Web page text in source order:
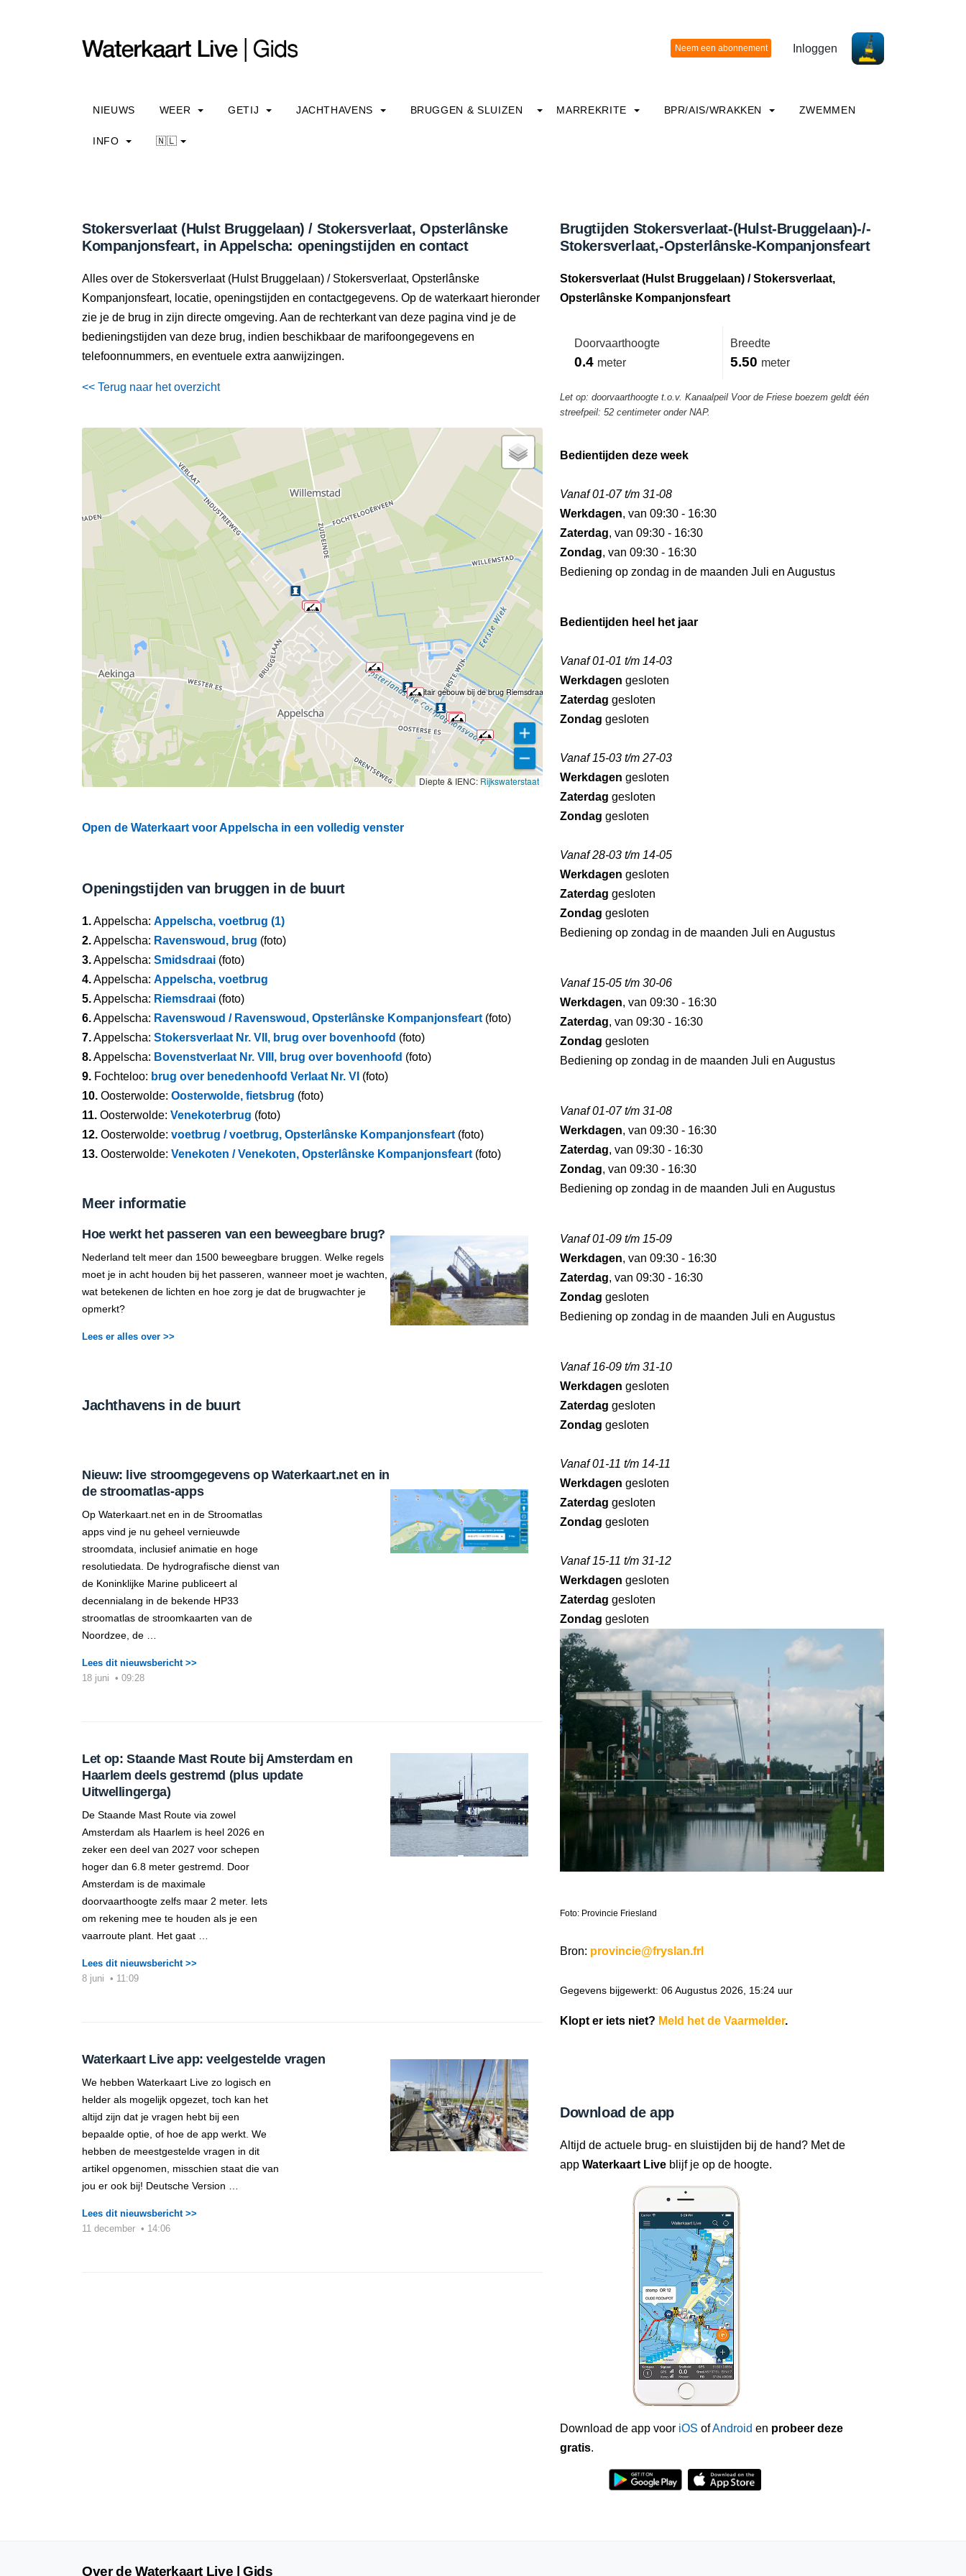
Inloggen
NIEUWS WEER GETIJ JACHTHAVENS BRUGGEN & SLUIZEN MARREKRITE BPR/AIS/WRAKKEN ZWEMMEN
INFO 🇳🇱
Stokersverlaat (Hulst Bruggelaan) / Stokersverlaat, Opsterlânske
Kompanjonsfeart, in Appelscha: openingstijden en contact
Alles over de Stokersverlaat (Hulst Bruggelaan) / Stokersverlaat, Opsterlânske
Kompanjonsfeart, locatie, openingstijden en contactgegevens. Op de waterkaart hieronder
zie je de brug in zijn directe omgeving. Aan de rechterkant van deze pagina vind je de
bedieningstijden van deze brug, indien beschikbaar de marifoongegevens en
telefoonnummers, en eventuele extra aanwijzingen.
<< Terug naar het overzicht
Sanitair gebouw bij de brug Riemsdraai
Diepte & IENC: Rijkswaterstaat
Open de Waterkaart voor Appelscha in een volledig venster
Openingstijden van bruggen in de buurt
1.Appelscha: Appelscha, voetbrug (1)
2.Appelscha: Ravenswoud, brug (foto)
3.Appelscha: Smidsdraai (foto)
4.Appelscha: Appelscha, voetbrug
5.Appelscha: Riemsdraai (foto)
6.Appelscha: Ravenswoud / Ravenswoud, Opsterlânske Kompanjonsfeart (foto)
7.Appelscha: Stokersverlaat Nr. VII, brug over bovenhoofd (foto)
8.Appelscha: Bovenstverlaat Nr. VIII, brug over bovenhoofd (foto)
9. Fochteloo: brug over benedenhoofd Verlaat Nr. VI (foto)
10. Oosterwolde: Oosterwolde, fietsbrug (foto)
11. Oosterwolde: Venekoterbrug (foto)
12. Oosterwolde: voetbrug / voetbrug, Opsterlânske Kompanjonsfeart (foto)
13. Oosterwolde: Venekoten / Venekoten, Opsterlânske Kompanjonsfeart (foto)
Meer informatie
Hoe werkt het passeren van een beweegbare brug?
Nederland telt meer dan 1500 beweegbare bruggen. Welke regels
moet je in acht houden bij het passeren, wanneer moet je wachten,
wat betekenen de lichten en hoe zorg je dat de brugwachter je
opmerkt?
Lees er alles over >>
Jachthavens in de buurt
Nieuw: live stroomgegevens op Waterkaart.net en in
de stroomatlas-apps
Op Waterkaart.net en in de Stroomatlas
apps vind je nu geheel vernieuwde
stroomdata, inclusief animatie en hoge
resolutiedata. De hydrografische dienst van
de Koninklijke Marine publiceert al
decennialang in de bekende HP33
stroomatlas de stroomkaarten van de
Noordzee, de …
Lees dit nieuwsbericht >>
18 juni • 09:28
Let op: Staande Mast Route bij Amsterdam en
Haarlem deels gestremd (plus update
Uitwellingerga)
De Staande Mast Route via zowel
Amsterdam als Haarlem is heel 2026 en
zeker een deel van 2027 voor schepen
hoger dan 6.8 meter gestremd. Door
Amsterdam is de maximale
doorvaarthoogte zelfs maar 2 meter. Iets
om rekening mee te houden als je een
vaarroute plant. Het gaat …
Lees dit nieuwsbericht >>
8 juni • 11:09
Waterkaart Live app: veelgestelde vragen
We hebben Waterkaart Live zo logisch en
helder als mogelijk opgezet, toch kan het
altijd zijn dat je vragen hebt bij een
bepaalde optie, of hoe de app werkt. We
hebben de meestgestelde vragen in dit
artikel opgenomen, misschien staat die van
jou er ook bij! Deutsche Version …
Lees dit nieuwsbericht >>
11 december • 14:06
Brugtijden Stokersverlaat-(Hulst-Bruggelaan)-/-
Stokersverlaat,-Opsterlânske-Kompanjonsfeart
Stokersverlaat (Hulst Bruggelaan) / Stokersverlaat,
Opsterlânske Kompanjonsfeart
Doorvaarthoogte
0.4 meter
Breedte
5.50 meter
Let op: doorvaarthoogte t.o.v. Kanaalpeil Voor de Friese boezem geldt één
streefpeil: 52 centimeter onder NAP.
Bedientijden deze week
Vanaf 01-07 t/m 31-08
Werkdagen, van 09:30 - 16:30
Zaterdag, van 09:30 - 16:30
Zondag, van 09:30 - 16:30
Bediening op zondag in de maanden Juli en Augustus
Bedientijden heel het jaar
Vanaf 01-01 t/m 14-03
Werkdagen gesloten
Zaterdag gesloten
Zondag gesloten
Vanaf 15-03 t/m 27-03
Werkdagen gesloten
Zaterdag gesloten
Zondag gesloten
Vanaf 28-03 t/m 14-05
Werkdagen gesloten
Zaterdag gesloten
Zondag gesloten
Bediening op zondag in de maanden Juli en Augustus
Vanaf 15-05 t/m 30-06
Werkdagen, van 09:30 - 16:30
Zaterdag, van 09:30 - 16:30
Zondag gesloten
Bediening op zondag in de maanden Juli en Augustus
Vanaf 01-07 t/m 31-08
Werkdagen, van 09:30 - 16:30
Zaterdag, van 09:30 - 16:30
Zondag, van 09:30 - 16:30
Bediening op zondag in de maanden Juli en Augustus
Vanaf 01-09 t/m 15-09
Werkdagen, van 09:30 - 16:30
Zaterdag, van 09:30 - 16:30
Zondag gesloten
Bediening op zondag in de maanden Juli en Augustus
Vanaf 16-09 t/m 31-10
Werkdagen gesloten
Zaterdag gesloten
Zondag gesloten
Vanaf 01-11 t/m 14-11
Werkdagen gesloten
Zaterdag gesloten
Zondag gesloten
Vanaf 15-11 t/m 31-12
Werkdagen gesloten
Zaterdag gesloten
Zondag gesloten
Foto: Provincie Friesland
Bron: provincie@fryslan.frl
Gegevens bijgewerkt: 06 Augustus 2026, 15:24 uur
Klopt er iets niet? Meld het de Vaarmelder.
Download de app
Altijd de actuele brug- en sluistijden bij de hand? Met de
app Waterkaart Live blijf je op de hoogte.
Download de app voor iOS ofAndroid en probeer deze
gratis.
Over de Waterkaart Live | Gids